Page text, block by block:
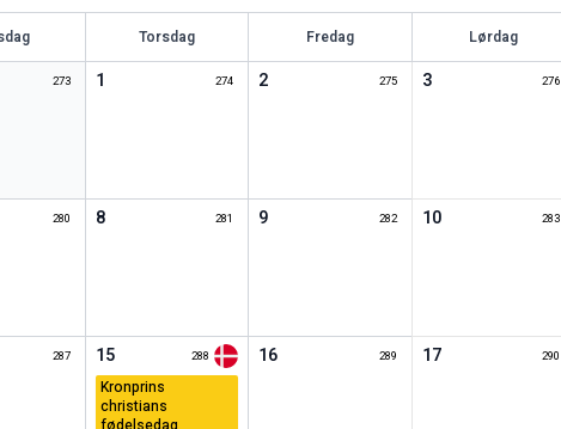
Torsdag Fredag Lørdag
273 1 274 2 275 3 276
280 8 281 9 282 10 283
287 15 288
kronprins
christians
16 289 17 290